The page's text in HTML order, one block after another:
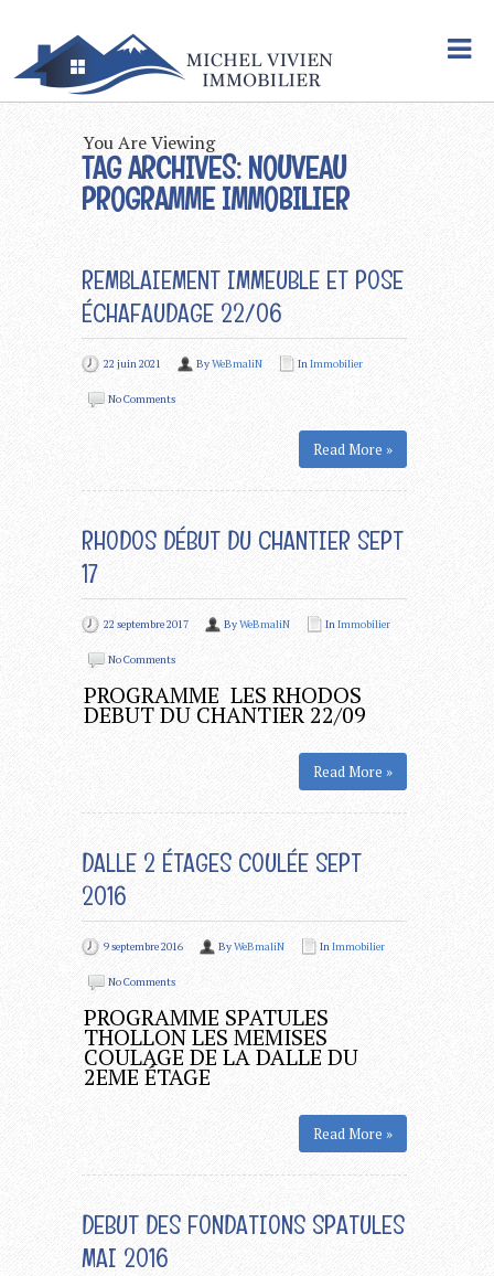
You Are Viewing
TAG ARCHIVES: NOUVEAU
PROGRAMME IMMOBILIER
REMBLAIEMENT IMMEUBLE ET POSE
ÉCHAFAUDAGE 22/06
22 juin 2021 ByWeBmaliN InImmobilier
No Comments
Read More »
RHODOS DÉBUT DU CHANTIER SEPT
17
22 septembre 2017 ByWeBmaliN InImmobilier
No Comments
PROGRAMME LES RHODOS
DEBUT DU CHANTIER 22/09
Read More »
DALLE 2 ÉTAGES COULÉE SEPT
2016
9 septembre 2016 ByWeBmaliN InImmobilier
No Comments
PROGRAMME SPATULES
THOLLON LES MEMISES
COULAGE DE LA DALLE DU
2EME ÉTAGE
Read More »
DEBUT DES FONDATIONS SPATULES
MAI 2016